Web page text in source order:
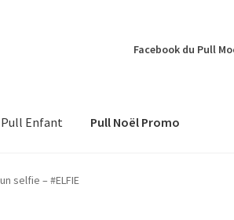
Facebook du Pull
Pull Enfant Pull Noël Promo
selfie – #ELFIE